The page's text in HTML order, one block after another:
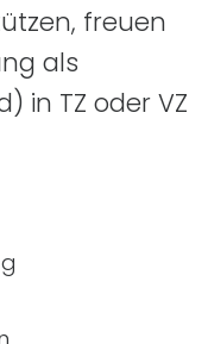
freuen
als
in TZ oder VZ